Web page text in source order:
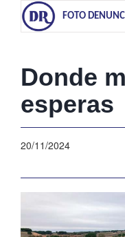
FOTO
Donde
esperas
20/11/2024